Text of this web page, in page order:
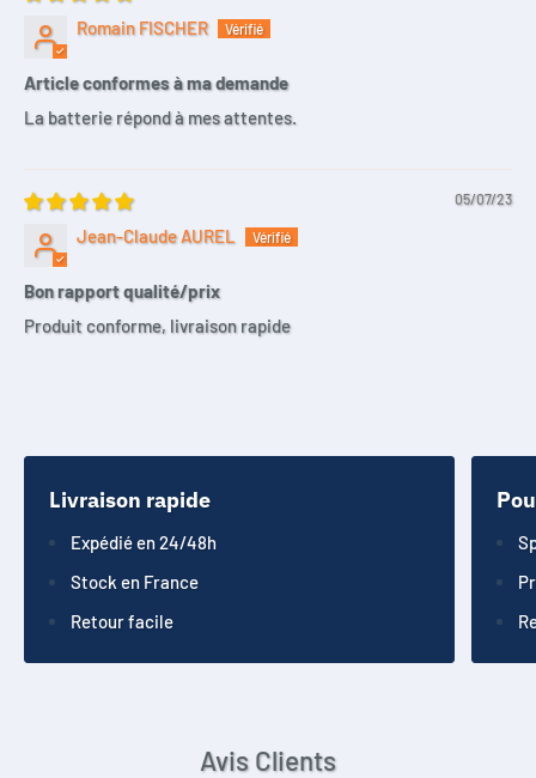
Romain FISCHER
Article conformes à ma demande
La batterie répond à mes attentes.
05/07/23
Jean-Claude AUREL
Bon rapport qualité/prix
Produit conforme, livraison rapide
Livraison rapide
Expédié en 24/48h
Stock en France
Retour facile
Avis Clients